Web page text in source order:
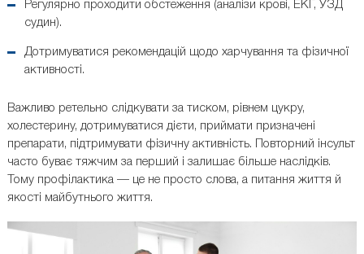
Регулярно проходити обстеження (аналізи крові, ЕКГ, УЗД
судин).
Дотримуватися рекомендацій щодо харчування та фізичної
активності.
Важливо ретельно слідкувати за тиском, рівнем цукру,
холестерину, дотримуватися дієти, приймати призначені
препарати, підтримувати фізичну активність. Повторний інсульт
часто буває тяжчим за перший і залишає більше наслідків.
Тому профілактика — це не просто слова, а питання життя й
якості майбутнього життя.